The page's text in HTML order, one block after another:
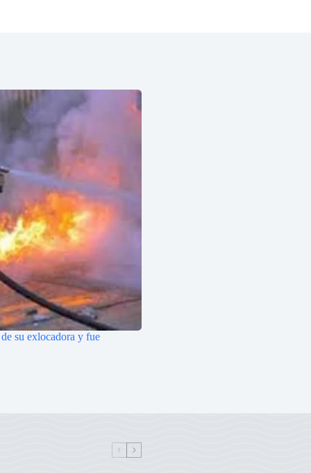
su exlocadora y fue